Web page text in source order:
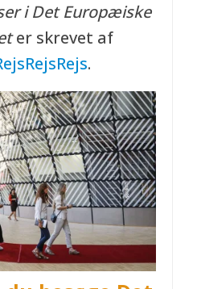
i Det Europæiske
er skrevet af
.